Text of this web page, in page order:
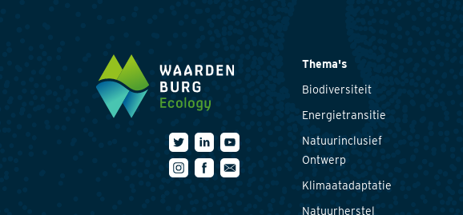
Thema's
Biodiversiteit
Energietransitie
Natuurinclusief
Ontwerp
Klimaatadaptatie
Natuurherstel